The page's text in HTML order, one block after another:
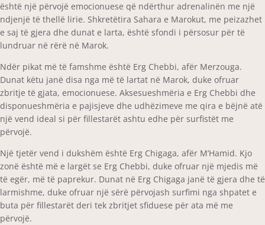
është një përvojë emocionuese që ndërthur adrenalinën me një
ndjenjë të thellë lirie. Shkretëtira Sahara e Marokut, me peizazhet
e saj të gjera dhe dunat e larta, është sfondi i përsosur për të
lundruar në rërë në Marok.
Ndër pikat më të famshme është Erg Chebbi, afër Merzouga.
Dunat këtu janë disa nga më të lartat në Marok, duke ofruar
zbritje të gjata, emocionuese. Aksesueshmëria e Erg Chebbi dhe
disponueshmëria e pajisjeve dhe udhëzimeve me qira e bëjnë atë
një vend ideal si për fillestarët ashtu edhe për surfistët me
përvojë.
Një tjetër vend i dukshëm është Erg Chigaga, afër M’Hamid. Kjo
zonë është më e largët se Erg Chebbi, duke ofruar një mjedis më
të egër, më të paprekur. Dunat në Erg Chigaga janë të gjera dhe të
larmishme, duke ofruar një sërë përvojash surfimi nga shpatet e
buta për fillestarët deri tek zbritjet sfiduese për ata më me
përvojë.